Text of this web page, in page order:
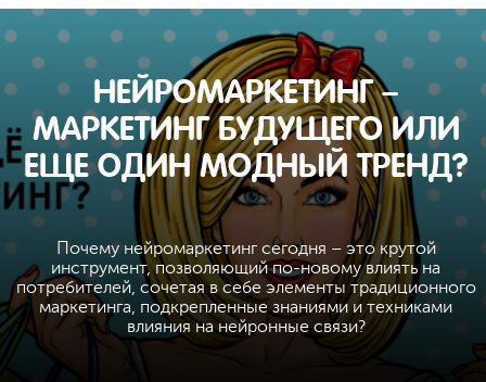
НЕЙРОМАРКЕТИНГ –
МАРКЕТИНГ БУДУЩЕГО ИЛИ
ЕЩЕ ОДИН МОДНЫЙ ТРЕНД?
Почему нейромаркетинг сегодня – это крутой
инструмент, позволяющий по-новому влиять на
потребителей, сочетая в себе элементы традиционного
маркетинга, подкрепленные знаниями и техниками
влияния на нейронные связи?